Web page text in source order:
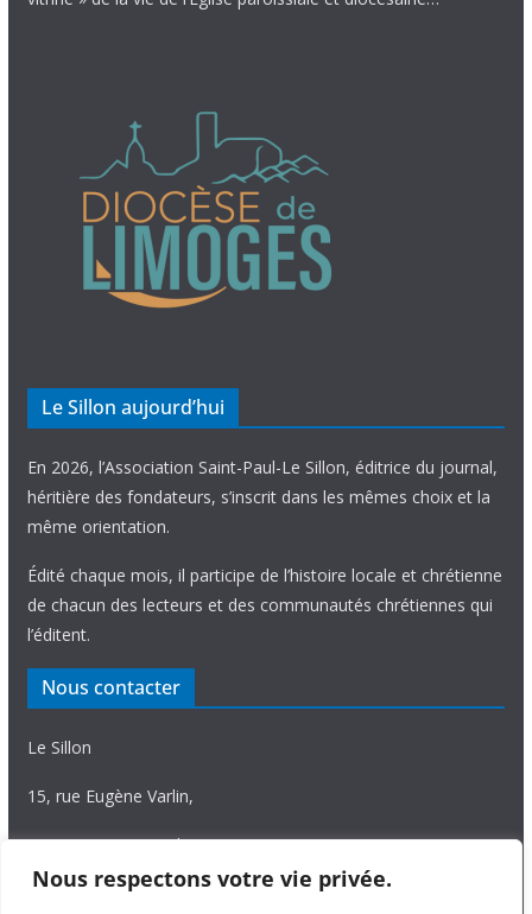
Nous respectons votre vie privée.
Le Sillon aujourd’hui
En 2026, l’Association Saint-Paul-Le Sillon, éditrice du journal,
héritière des fondateurs, s’inscrit dans les mêmes choix et la
même orientation.
Édité chaque mois, il participe de l’histoire locale et chrétienne
de chacun des lecteurs et des communautés chrétiennes qui
l’éditent.
Nous contacter
Le Sillon
15, rue Eugène Varlin,
87036 Limoges Cedex.
Tél. 05 55 06 14 15